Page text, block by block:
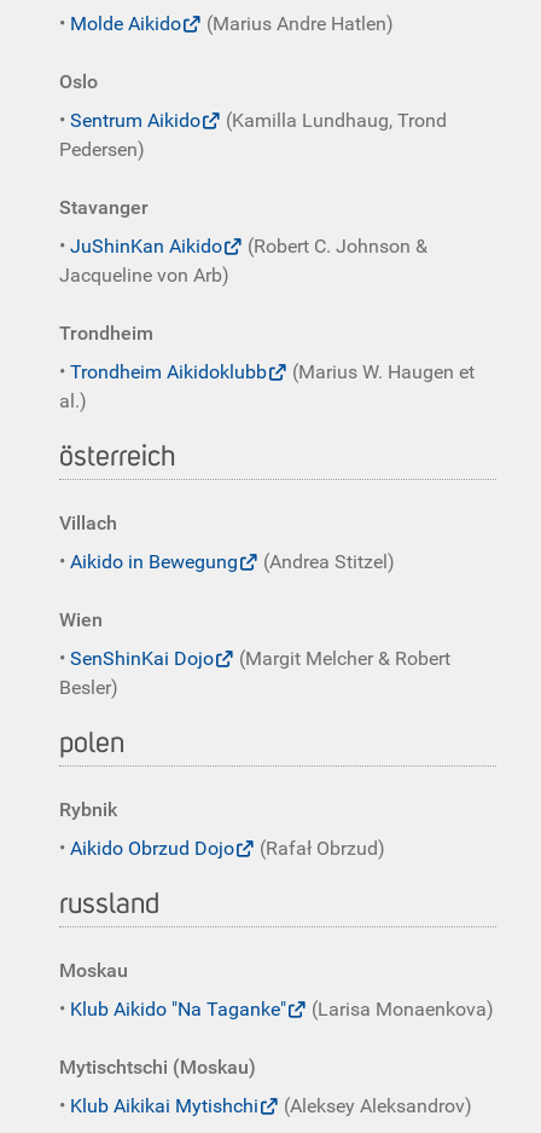
• Molde Aikido (Marius Andre Hatlen)
Oslo
• Sentrum Aikido
(Kamilla Lundhaug, Trond
Pedersen)
Stavanger
• JuShinKan Aikido
(Robert C. Johnson &
Jacqueline von Arb)
Trondheim
• Trondheim Aikidoklubb
(Marius W. Haugen et
al.)
österreich
Villach
• Aikido in Bewegung (Andrea Stitzel)
Wien
• SenShinKai Dojo
(Margit Melcher & Robert
Besler)
polen
Rybnik
• Aikido Obrzud Dojo (Rafał Obrzud)
russland
Moskau
• Klub Aikido "Na Taganke" (Larisa Monaenkova)
Mytischtschi (Moskau)
• Klub Aikikai Mytishchi (Aleksey Aleksandrov)